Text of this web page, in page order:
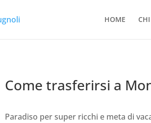
HOME
Come trasferirsi a
Paradiso per super ricchi e meta di